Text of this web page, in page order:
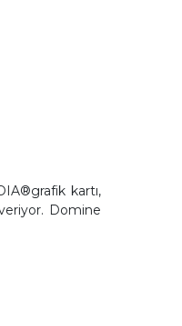
kartı,
Domine